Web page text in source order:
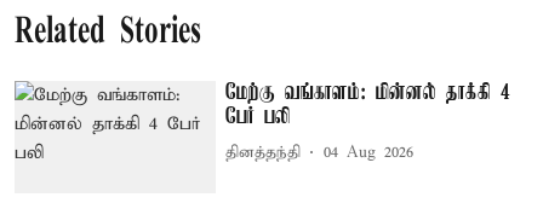
Related Stories
மேற்கு வங்காளம்: மின்னல் தாக்கி 4
பேர் பலி
தினத்தந்தி 04 Aug 2026